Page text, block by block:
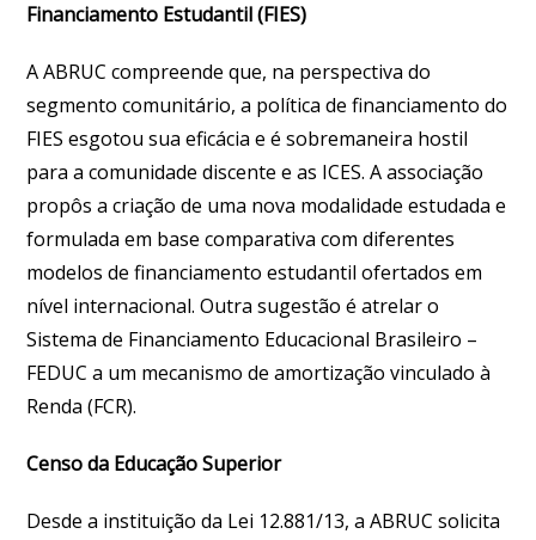
Financiamento Estudantil (FIES)
A ABRUC compreende que, na perspectiva do
segmento comunitário, a política de financiamento do
FIES esgotou sua eficácia e é sobremaneira hostil
para a comunidade discente e as ICES. A associação
propôs a criação de uma nova modalidade estudada e
formulada em base comparativa com diferentes
modelos de financiamento estudantil ofertados em
nível internacional. Outra sugestão é atrelar o
Sistema de Financiamento Educacional Brasileiro –
FEDUC a um mecanismo de amortização vinculado à
Renda (FCR).
Censo da Educação Superior
Desde a instituição da Lei 12.881/13, a ABRUC solicita